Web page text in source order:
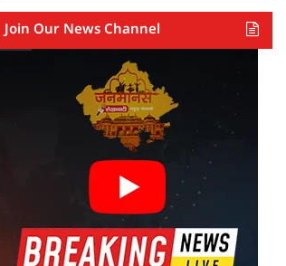
Join Our News Channel